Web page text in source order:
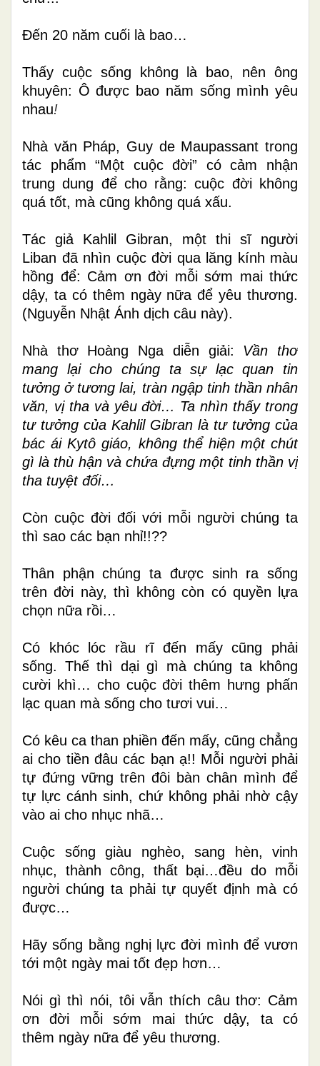
Đến 20 năm cuối là bao…
Thấy cuộc sống không là bao, nên ông
khuyên: Ô được bao năm sống mình yêu
nhau!
Nhà văn Pháp, Guy de Maupassant trong
tác phẩm “Một cuộc đời” có cảm nhận
trung dung để cho rằng: cuộc đời không
quá tốt, mà cũng không quá xấu.
Tác giả Kahlil Gibran, một thi sĩ người
Liban đã nhìn cuộc đời qua lăng kính màu
hồng để: Cảm ơn đời mỗi sớm mai thức
dậy, ta có thêm ngàynữađể yêu thương.
(Nguyễn Nhật Ánh dịch câu này).
Nhà thơ Hoàng Nga diễn giải:
Vần thơ
mang lại cho chúng ta sự lạc quan tin
tưởng ở tương lai, tràn ngập tinh thần nhân
văn, vị tha và yêu đời… Ta nhìn thấy trong
tư tưởng của Kahlil Gibran là tư tưởng của
bác ái Kytô giáo, không thể hiện một chút
gì là thù hận và chứa đựng một tinh thần vị
tha tuyệt đối…
Còn cuộc đời đối với mỗi người chúng ta
thì sao các bạn nhỉ!!??
Thân phận chúng ta được sinh ra sống
trên đời này, thì không còn có quyền lựa
chọn nữa rồi…
Có khóc lóc rầu rĩ đến mấy cũng phải
sống. Thế thì dại gì mà chúng ta không
cười khì… cho cuộc đời thêm hưng phấn
lạc quan mà sống cho tươi vui…
Có kêu ca than phiền đến mấy, cũng chẳng
ai cho tiền đâu các bạn ạ!! Mỗi người phải
tự đứng vững trên đôi bàn chân mình để
tự lực cánh sinh, chứ không phải nhờ cậy
vào ai cho nhục nhã…
Cuộc sống giàu nghèo, sang hèn, vinh
nhục, thành công, thất bại…đều do mỗi
người chúng ta phải tự quyết định mà có
được…
Hãy sống bằng nghị lực đời mình để vươn
tới một ngày mai tốt đẹp hơn…
Nói gì thì nói, tôi vẫn thích câu thơ: Cảm
ơn đời mỗi sớm mai thức dậy, ta có
thêm ngày nữa để yêu thương.